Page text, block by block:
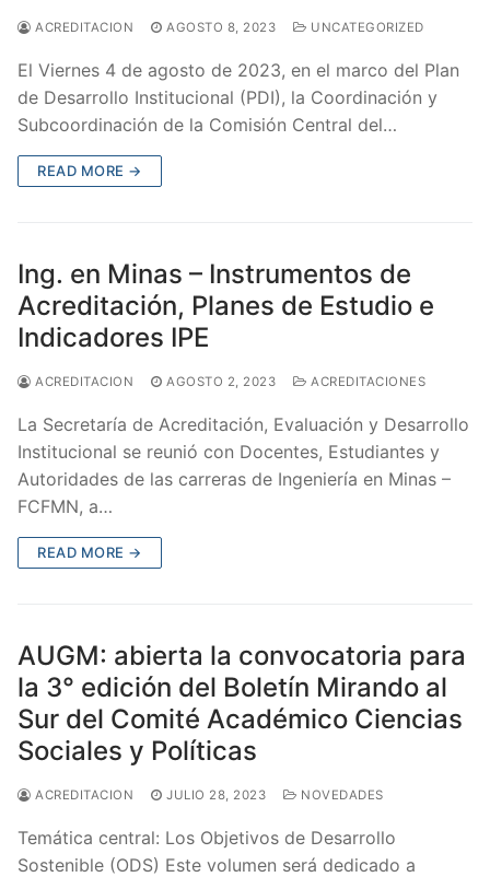
ACREDITACION AGOSTO 8, 2023 UNCATEGORIZED
El Viernes 4 de agosto de 2023, en el marco del Plan
de Desarrollo Institucional (PDI), la Coordinación y
Subcoordinación de la Comisión Central del…
READ MORE →
Ing. en Minas – Instrumentos de
Acreditación, Planes de Estudio e
Indicadores IPE
ACREDITACION AGOSTO 2, 2023 ACREDITACIONES
La Secretaría de Acreditación, Evaluación y Desarrollo
Institucional se reunió con Docentes, Estudiantes y
Autoridades de las carreras de Ingeniería en Minas –
FCFMN, a…
READ MORE →
AUGM: abierta la convocatoria para
la 3° edición del Boletín Mirando al
Sur del Comité Académico Ciencias
Sociales y Políticas
ACREDITACION JULIO 28, 2023 NOVEDADES
Temática central: Los Objetivos de Desarrollo
Sostenible (ODS) Este volumen será dedicado a